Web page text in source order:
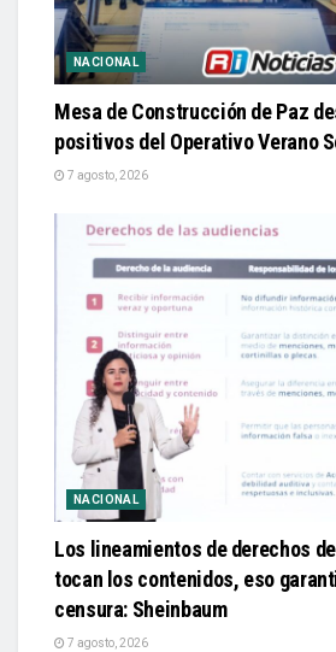
NACIONAL
Mesa de Construcción de Paz
positivos del Operativo Verano
7 agosto, 2026
NACIONAL
Los lineamientos de derechos
tocan los contenidos, eso
censura: Sheinbaum
7 agosto, 2026